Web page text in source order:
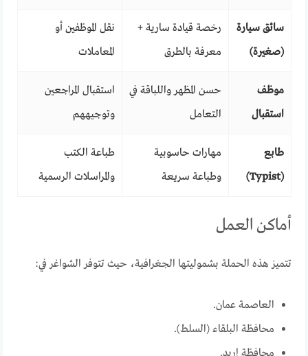
سائق سيارة
(صغيرة)
رخصة قيادة سارية +
معرفة بالطرق
نقل الموظفين أو
المعاملات
موظف
استقبال
حسن المظهر واللباقة في
التعامل
استقبال المراجعين
وتوجيههم
طابع
(Typist)
مهارات حاسوبية
وطباعة سريعة
طباعة الكتب
والمراسلات الرسمية
أماكن العمل
تتميز هذه الحملة بشموليتها الجغرافية، حيث تتوفر الشواغر في:
العاصمة عمان.
محافظة البلقاء (السلط).
محافظة إربد.